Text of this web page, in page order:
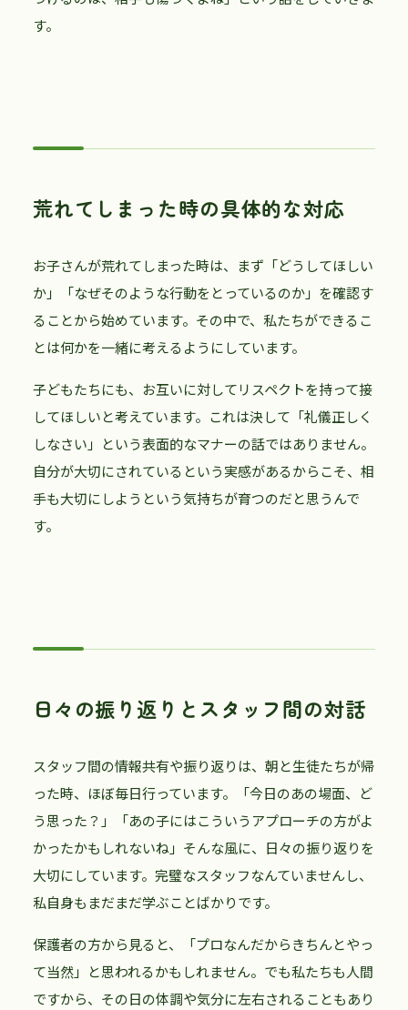
す。
荒れてしまった時の具体的な対応
お子さんが荒れてしまった時は、まず「どうしてほしい
か」「なぜそのような行動をとっているのか」を確認す
ることから始めています。その中で、私たちができるこ
とは何かを一緒に考えるようにしています。
子どもたちにも、お互いに対してリスペクトを持って接
してほしいと考えています。これは決して「礼儀正しく
しなさい」という表面的なマナーの話ではありません。
自分が大切にされているという実感があるからこそ、相
手も大切にしようという気持ちが育つのだと思うんで
す。
日々の振り返りとスタッフ間の対話
スタッフ間の情報共有や振り返りは、朝と生徒たちが帰
った時、ほぼ毎日行っています。「今日のあの場面、ど
う思った？」「あの子にはこういうアプローチの方がよ
かったかもしれないね」そんな風に、日々の振り返りを
大切にしています。完璧なスタッフなんていませんし、
私自身もまだまだ学ぶことばかりです。
保護者の方から見ると、「プロなんだからきちんとやっ
て当然」と思われるかもしれません。でも私たちも人間
ですから、その日の体調や気分に左右されることもあり